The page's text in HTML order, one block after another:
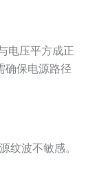
电压平方成正
确保电源路径
纹波不敏感。